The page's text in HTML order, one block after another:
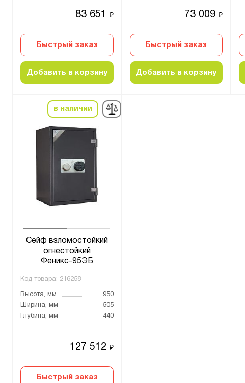
83 651 ₽
Быстрый заказ
Добавить в корзину
73 009₽
Быстрый заказ
Добавить в корзину
в наличии
Сейф взломостойкий
огнестойкий
Феникс-95ЭБ
Код товара: 216258
Высота, мм
950
Ширина, мм
505
Глубина, мм
440
127 512 ₽
Быстрый заказ